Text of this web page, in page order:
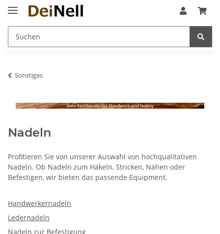
Sonstiges
Nadeln
Profitieren Sie von unserer Auswahl von hochqualitativen
Nadeln. Ob Nadeln zum Häkeln, Stricken, Nähen oder
Befestigen, wir bieten das passende Equipment.
Handwerkernadeln
Ledernadeln
Nadeln zur Befestigung